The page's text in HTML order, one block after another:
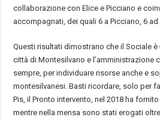
collaborazione con Elice e Picciano e
accompagnati, dei quali 6 a Picciano, 6 ad
Questi risultati dimostrano che il Sociale
città di Montesilvano e l’amministrazione
sempre, per individuare risorse anche e
montesilvanesi. Basti ricordare, solo per
Pis, il Pronto intervento, nel 2018 ha
mentre nella mensa sono stati erogati